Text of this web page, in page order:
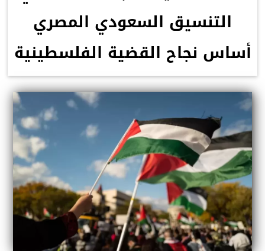
التنسيق السعودي المصري
أساس نجاح القضية الفلسطينية